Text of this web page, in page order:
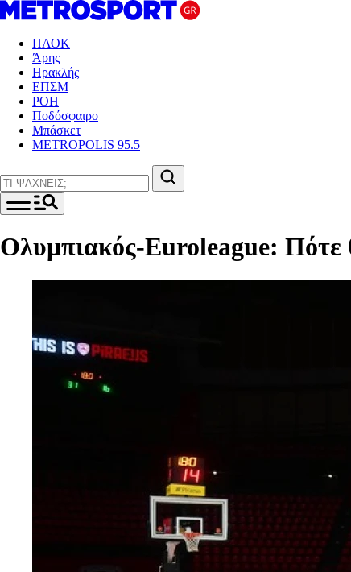
ΠΑΟΚ
Άρης
Ηρακλής
ΕΠΣΜ
ΡΟΗ
Ποδόσφαιρο
Μπάσκετ
METROPOLIS 95.5
Ολυμπιακός-Euroleague: Πότε